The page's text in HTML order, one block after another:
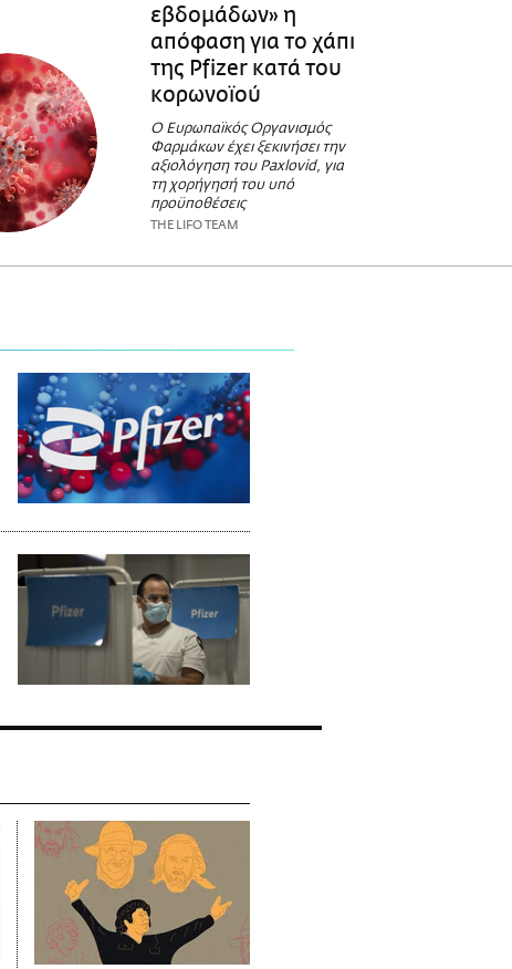
εβδομάδων» η
απόφαση για το χάπι
της Pfizer κατά του
κορωνοϊού
Ο Ευρωπαϊκός Οργανισμός
Φαρμάκων έχει ξεκινήσει την
αξιολόγηση του Paxlovid, για
τη χορήγησή του υπό
προϋποθέσεις
THE LIFO TEAM